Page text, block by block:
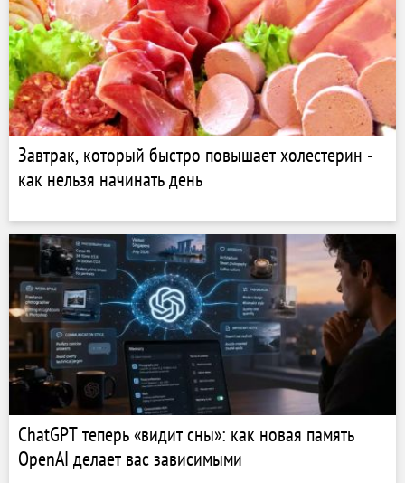
Завтрак, который быстро повышает холестерин -
как нельзя начинать день
ChatGPT теперь «видит сны»: как новая память
OpenAI делает вас зависимыми